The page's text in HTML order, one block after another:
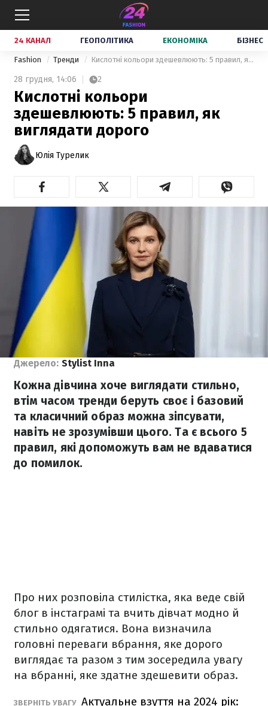
24 КАНАЛ ГЕОПОЛІТИКА ЕКОНОМІКА БІЗНЕС
Fashion Тренди Кислотні кольори здешевлюють: 5 правил, як виглядати дорого
28 грудня, 14:06 2
Кислотні кольори
здешевлюють: 5 правил, як
виглядати дорого
Юлія Турелик
Джерело: Stylist Inna
Кожна дівчина хоче виглядати стильно,
втім часом тренди беруть своє і базовий
та класичний образ можна зіпсувати,
навіть не зрозумівши цього. Та є всього 5
правил, які допоможуть вам не вдаватися
до помилок.
Про них розповіла стилістка, яка веде свій
блог в інстаграмі та вчить дівчат модно й
стильно одягатися. Вона визначила
головні переваги вбрання, яке дорого
виглядає та разом з тим зосередила увагу
на вбранні, яке здатне здешевити образ.
ЗВЕРНІТЬ УВАГУ Актуальне взуття на 2024 рік: